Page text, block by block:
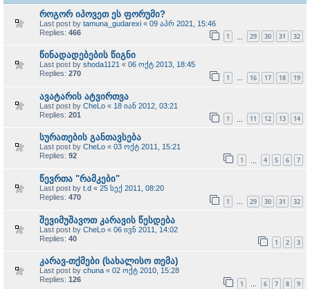
h
როგორ იპოვეთ ეს ფორუმი?
Last post by tamuna_gudarexi « 09 აპრ 2021, 15:46
Replies: 466 1 29 30 31 32
წინადადებების წიგნი
Last post by shoda1121 « 06 ოქტ 2013, 18:45
Replies: 270 1 … 16 17 18 19
ავატარის ატვირთვა
Last post by CheLo « 18 იან 2012, 03:21
Replies: 201 1 11 12 13 14
სურათების განთავსება
Last post by CheLo « 03 ოქტ 2011, 15:21
Replies: 92 1 4 5 6 7
წევრთა "რამკები"
Last post by t.d « 25 სექ 2011, 08:20
Replies: 470 1 … 29 30 31 32
შევიმუშავოთ კარავის წესდება
Last post by CheLo « 06 ივნ 2011, 14:02
Replies: 40 1 2 3
კარავ-თქმები (სახალისო თემა)
Last post by chuna « 02 ოქტ 2010, 15:28
Replies: 126 1 … 6 7 8 9